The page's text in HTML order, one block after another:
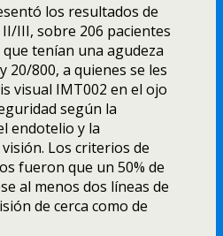
los resultados de
III, sobre 206 pacientes
tení­an una agudeza
20/800, a quienes se les
visual IMT002 en el ojo
según la
endotelio y la
Los criterios de
fueron que un 50% de
al menos dos lí­neas de
de cerca como de